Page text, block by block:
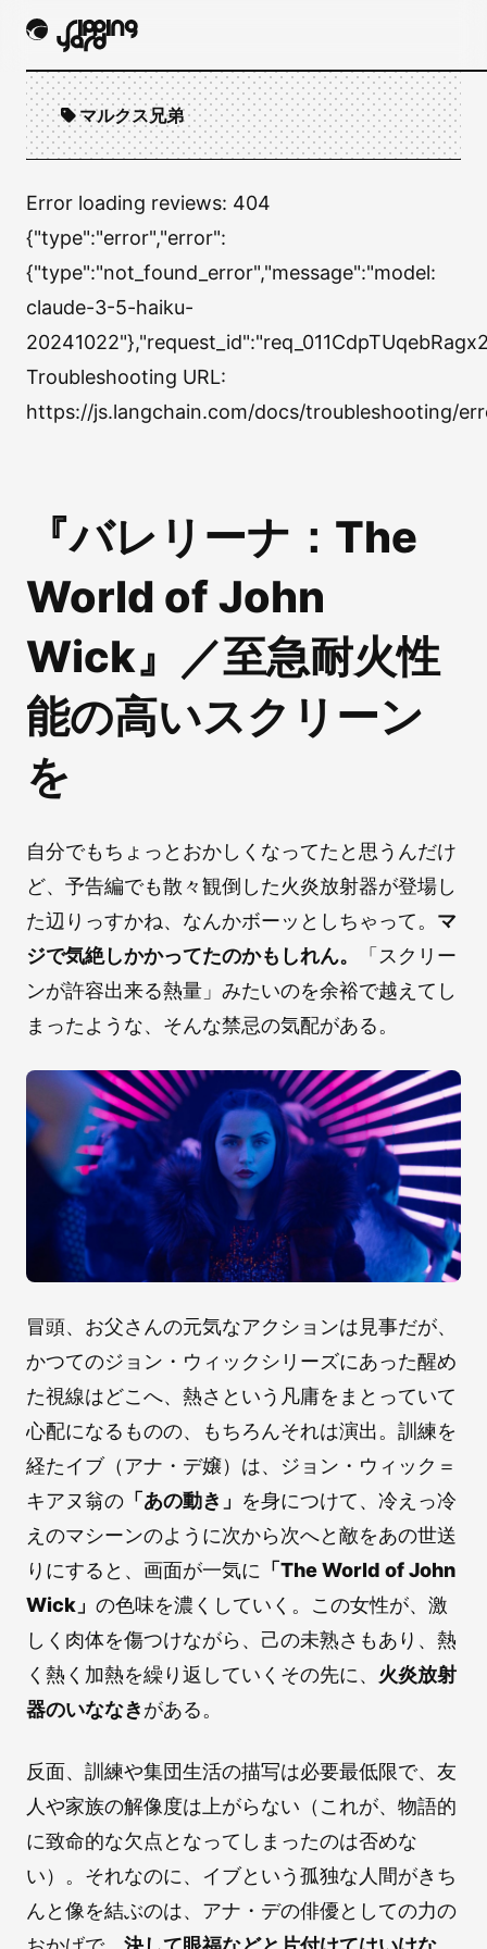
マルクス兄弟
Error loading reviews: 404
{"type":"error","error":
{"type":"not_found_error","message":"model:
claude-3-5-haiku-
Troubleshooting URL:
https://js.langchain.com/docs/troubleshooting/
『バレリーナ：The
World of John
Wick』／至急耐火性
能の高いスクリーン
を
自分でもちょっとおかしくなってたと思うんだけ
ど、予告編でも散々観倒した火炎放射器が登場し
た辺りっすかね、なんかボーッとしちゃって。 マ
ジで気絶しかかってたのかもしれん。
「スクリー
ンが許容出来る熱量」みたいのを余裕で越えてし
まったような、そんな禁忌の気配がある。
冒頭、お父さんの元気なアクションは見事だが、
かつてのジョン・ウィックシリーズにあった醒め
た視線はどこへ、熱さという凡庸をまとっていて
心配になるものの、もちろんそれは演出。訓練を
経たイブ（アナ・デ嬢）は、ジョン・ウィック＝
キアヌ翁の 「あの動き」 を身につけて、冷えっ冷
えのマシーンのように次から次へと敵をあの世送
りにすると、画面が一気に 「The World of John
Wick」 の色味を濃くしていく。この女性が、激
しく肉体を傷つけながら、己の未熟さもあり、熱
く熱く加熱を繰り返していくその先に、 火炎放射
器のいななきがある。
反面、訓練や集団生活の描写は必要最低限で、友
人や家族の解像度は上がらない（これが、物語的
に致命的な欠点となってしまったのは否めな
い）。それなのに、イブという孤独な人間がきち
んと像を結ぶのは、アナ・デの俳優としての力の